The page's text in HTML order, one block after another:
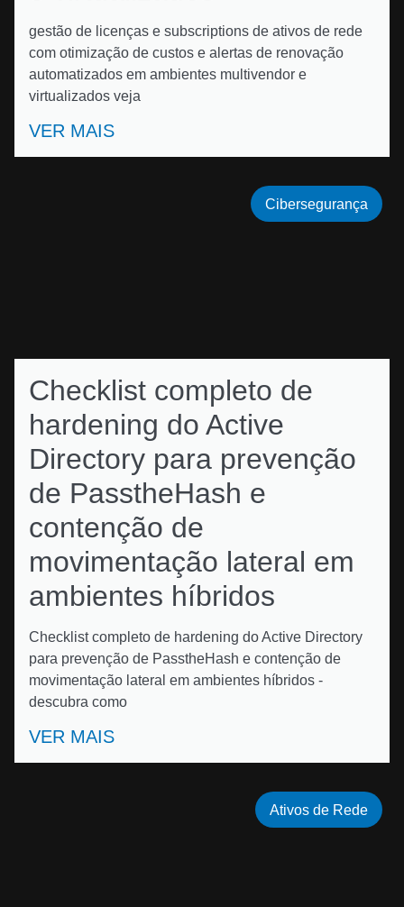
gestão de licenças e subscriptions de ativos de rede
com otimização de custos e alertas de renovação
automatizados em ambientes multivendor e
virtualizados veja
VER MAIS
Checklist completo de
hardening do Active
Directory para prevenção
de PasstheHash e
contenção de
movimentação lateral em
ambientes híbridos
Checklist completo de hardening do Active Directory
para prevenção de PasstheHash e contenção de
movimentação lateral em ambientes híbridos -
descubra como
VER MAIS
Cibersegurança
Ativos de Rede